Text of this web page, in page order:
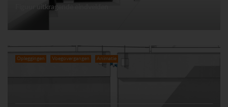
Figuur uitkragende eindvelden
Opleggingen Voegovergangen Animatie